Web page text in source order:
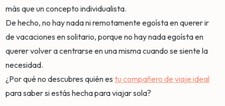
más que un concepto individualista.
De hecho, no hay nada ni remotamente egoísta en querer ir
de vacaciones en solitario, porque no hay nada egoísta en
querer volver a centrarse en una misma cuando se siente la
necesidad.
¿Por qué no descubres quién estu compañero de viaje ideal
para saber si estás hecha para viajar sola?